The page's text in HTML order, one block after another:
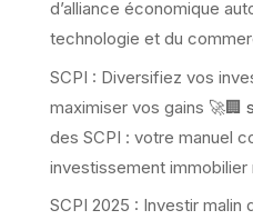
d’alliance économique
technologie et du
SCPI : Diversifiez vos
maximiser vos gains 🚀🏢
des SCPI : votre manuel
investissement immobilier
SCPI 2025 : Investir malin